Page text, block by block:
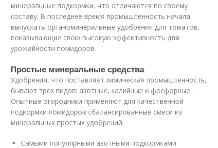
минеральные подкормки, что отличаются по своему
составу. В последнее время промышленность начала
выпускать органоминеральные удобрения для томатов,
показывающие свою высокую эффективность для
урожайности помидоров.
Простые минеральные средства
Удобрения, что поставляет химическая промышленность,
бывают трех видов: азотные, калийные и фосфорные .
Опытные огородники применяют для качественной
подкормки помидоров сбалансированные смеси из
минеральных простых удобрений.
Самыми популярными азотными подкормками